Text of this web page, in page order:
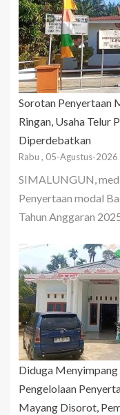
Sorotan Penyertaan
Ringan, Usaha Telur
Diperdebatkan
Rabu , 05-Agustus-2026
SIMALUNGUN,
Penyertaan modal
Tahun Anggaran
Diduga Menyimpang
Pengelolaan
Mayang Disorot,